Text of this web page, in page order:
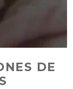
DE